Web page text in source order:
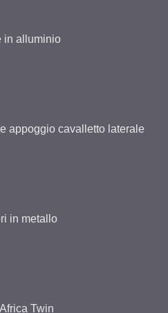
in alluminio
appoggio cavalletto laterale
in metallo
Twin